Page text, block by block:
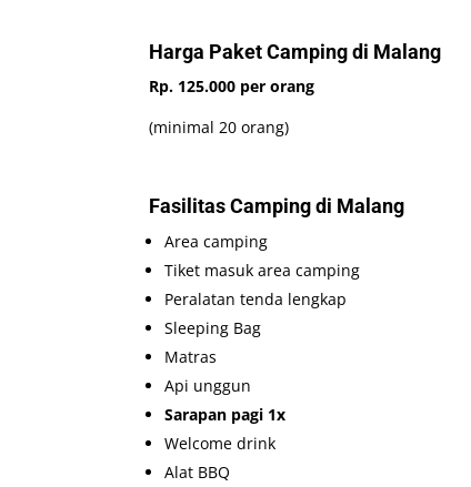
Harga Paket Camping di Malang
Rp. 125.000 per orang
(minimal 20 orang)
Fasilitas Camping di Malang
Area camping
Tiket masuk area camping
Peralatan tenda lengkap
Sleeping Bag
Matras
Api unggun
Sarapan pagi 1x
Welcome drink
Alat BBQ